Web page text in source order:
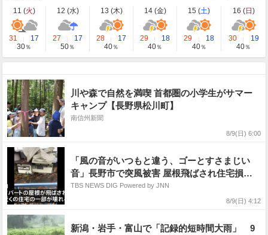
11 (火) 12 (水) 13 (木) 14 (金) 15 (土) 16 (日 )
31
17
30％
27
17
50％
28
17
40％
29
18
40％
29
18
40％
30
19
40％
川や森で自然を満喫 首都圏の小学生がサマー
キャンプ【長野県松川町】
南信州新聞
8/9(日) 6:00
「風の音がいつもと違う、ゴーとすさまじい
音」長野市で突風被害 屋根飛ばされ住宅損
壊 最大瞬間風速19.9メートル記録
TBS NEWS DIG Powered by JNN
8/9(日) 4:12
新潟・岩手・富山で「記録的短時間大雨」 9